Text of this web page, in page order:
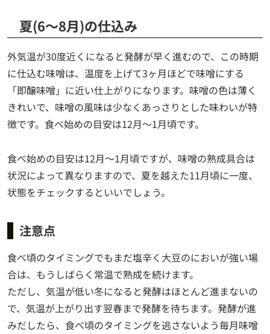
夏(6～8月)の仕込み
外気温が30度近くになると発酵が早く進むので、この時期
に仕込む味噌は、温度を上げて3ヶ月ほどで味噌にする
「即醸味噌」に近い仕上がりになります。味噌の色は薄く
きれいで、味噌の風味は少なくあっさりとした味わいが特
徴です。食べ始めの目安は12月～1月頃です。
食べ始めの目安は12月～1月頃ですが、味噌の熟成具合は
状況によって異なりますので、夏を越えた11月頃に一度、
状態をチェックするといいでしょう。
注意点
食べ頃のタイミングでもまだ塩辛く大豆のにおいが強い場
合は、もうしばらく常温で熟成を続けます。
ただし、気温が低い冬になると発酵はほとんど進まないの
で、気温が上がり出す翌春まで発酵を待ちます。発酵が進
みだしたら、食べ頃のタイミングを逃さないよう毎月味噌